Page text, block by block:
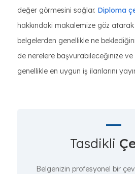
değer görmesini sağlar. Diploma
hakkındaki makalemize göz
belgelerden genellikle ne
de nerelere başvurabileceğinize
genellikle en uygun iş ilanlarını
Tasdikli
Belgenizin profesyonel bir